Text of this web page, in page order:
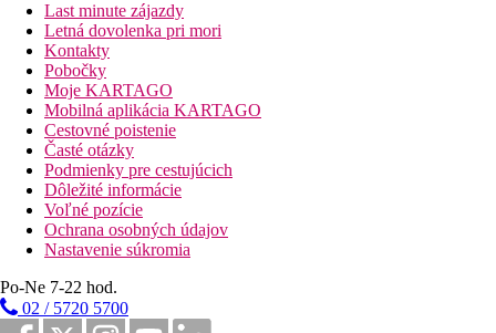
Last minute zájazdy
Letná dovolenka pri mori
Kontakty
Pobočky
Moje KARTAGO
Mobilná aplikácia KARTAGO
Cestovné poistenie
Časté otázky
Podmienky pre cestujúcich
Dôležité informácie
Voľné pozície
Ochrana osobných údajov
Nastavenie súkromia
Po-Ne 7-22 hod.
02 / 5720 5700